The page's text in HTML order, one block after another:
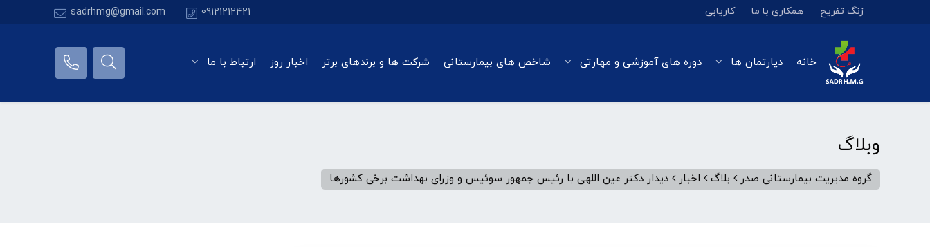
زنگ تفریح همکاری با ما کاریابی 09121212421
sadrhmg@gmail.com
خانه دپارتمان ها دوره های آموزشی و مهارتی شاخص های بیمارستانی شرکت ها و برندهای برتر اخبار روز ارتباط با ما
وبلاگ
گروه مدیریت بیمارستانی صدر بلاگ اخبار دیدار دکتر عین اللهی با رئیس جمهور سوئیس و وزرای بهداشت برخی کشورها